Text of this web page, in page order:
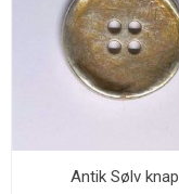
Antik Sølv knap